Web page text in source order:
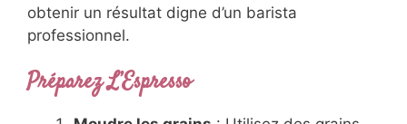
obtenir un résultat digne d’un barista
professionnel.
Préparez L’Espresso